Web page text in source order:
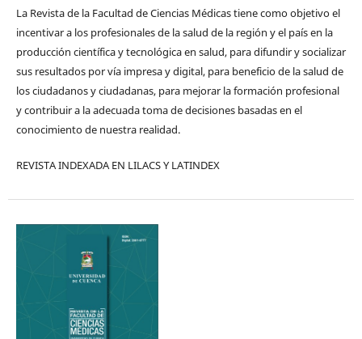
La Revista de la Facultad de Ciencias Médicas tiene como objetivo el
incentivar a los profesionales de la salud de la región y el país en la
producción científica y tecnológica en salud, para difundir y socializar
sus resultados por vía impresa y digital, para beneficio de la salud de
los ciudadanos y ciudadanas, para mejorar la formación profesional
y contribuir a la adecuada toma de decisiones basadas en el
conocimiento de nuestra realidad.
REVISTA INDEXADA EN LILACS Y LATINDEX